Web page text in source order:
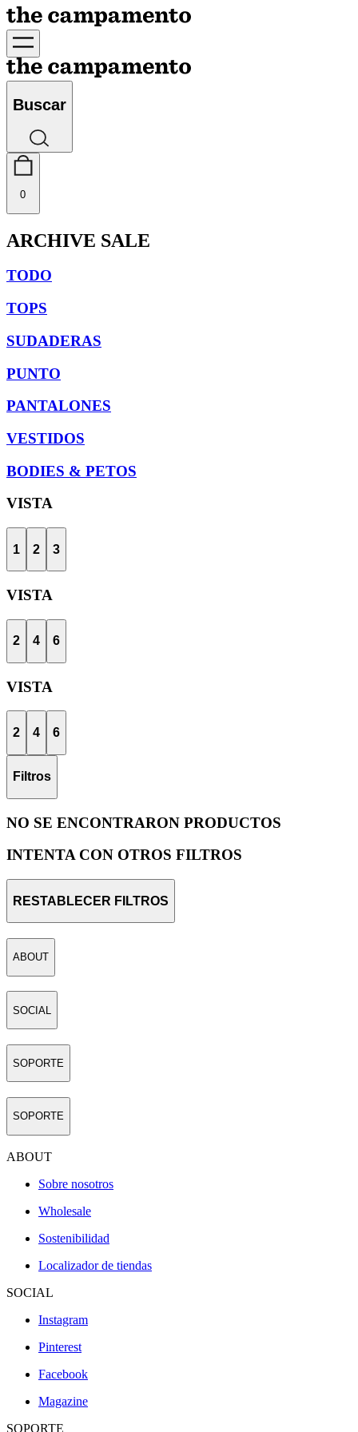
Buscar
0
ARCHIVE SALE
TODO
TOPS
SUDADERAS
PUNTO
PANTALONES
VESTIDOS
BODIES & PETOS
VISTA
1 2 3
VISTA
2 4 6
VISTA
2 4 6
Filtros
NO SE ENCONTRARON PRODUCTOS
INTENTA CON OTROS FILTROS
RESTABLECER FILTROS
ABOUT
SOCIAL
SOPORTE
SOPORTE
ABOUT
Sobre nosotros
Wholesale
Sostenibilidad
Localizador de tiendas
SOCIAL
Instagram
Pinterest
Facebook
Magazine
SOPORTE